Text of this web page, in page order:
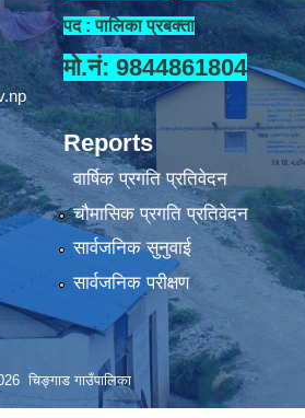
पद : पालिका प्रबक्ता
मो.नं: 9844861804
Reports
वार्षिक प्रगति प्रतिवेदन
चौमासिक प्रगति प्रतिवेदन
सार्वजनिक सुनुवाई
सार्वजनिक परीक्षण
चिङ्गाड गाउँपालिका